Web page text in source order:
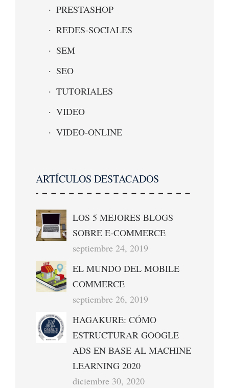
PRESTASHOP
REDES-SOCIALES
SEM
SEO
TUTORIALES
VIDEO
VIDEO-ONLINE
ARTÍCULOS DESTACADOS
LOS 5 MEJORES BLOGS
SOBRE E-COMMERCE
septiembre 24, 2019
EL MUNDO DEL MOBILE
COMMERCE
septiembre 26, 2019
HAGAKURE: CÓMO
ESTRUCTURAR GOOGLE
ADS EN BASE AL MACHINE
LEARNING 2020
diciembre 30, 2020